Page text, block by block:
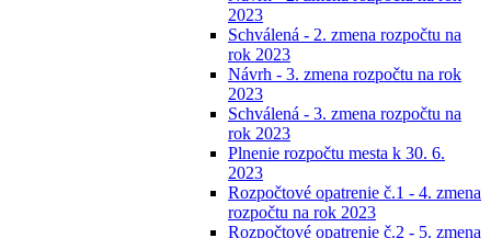
2023
Schválená - 2. zmena rozpočtu na
rok 2023
Návrh - 3. zmena rozpočtu na rok
2023
Schválená - 3. zmena rozpočtu na
rok 2023
Plnenie rozpočtu mesta k 30. 6.
2023
Rozpočtové opatrenie č.1 - 4. zmena
rozpočtu na rok 2023
Rozpočtové opatrenie č.2 - 5. zmena